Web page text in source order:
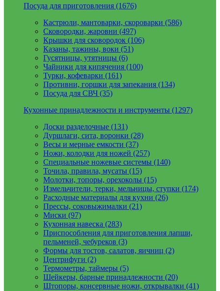
Посуда для приготовления (1676)
Кастрюли, мантоварки, скороварки (586)
Сковородки, жаровни (497)
Крышки для сковородок (106)
Казаны, тажины, воки (51)
Гусятницы, утятницы (6)
Чайники для кипячения (100)
Турки, кофеварки (161)
Противни, горшки для запекания (134)
Посуда для СВЧ (35)
Кухонные принадлежности и инструменты (1297)
Доски разделочные (131)
Дуршлаги, сита, воронки (28)
Весы и мерные емкости (37)
Ножи, колодки для ножей (257)
Специальные ножевые системы (140)
Точила, правила, мусаты (15)
Молотки, топоры, орехоколы (15)
Измельчители, терки, мельницы, ступки (174)
Расходные материалы для кухни (26)
Прессы, соковыжималки (21)
Миски (97)
Кухонная навеска (283)
Приспособления для приготовления лапши,
пельменей, чебуреков (3)
Формы для тостов, салатов, яичниц (2)
Центрифуги (2)
Термометры, таймеры (5)
Шейкеры, барные принадлежности (20)
Штопоры, консервные ножи, открывалки (41)